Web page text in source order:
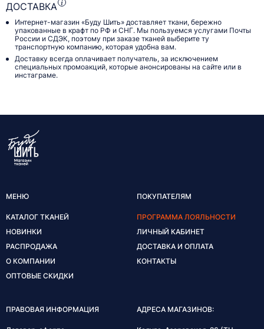
ДОСТАВКА
Интернет-магазин «Буду Шить» доставляет ткани, бережно
упакованные в крафт по РФ и СНГ. Мы пользуемся услугами Почты
России и СДЭК, поэтому при заказе тканей выберите ту
транспортную компанию, которая удобна вам.
Доставку всегда оплачивает получатель, за исключением
специальных промоакций, которые анонсированы на сайте или в
инстаграме.
МЕНЮ
КАТАЛОГ ТКАНЕЙ
НОВИНКИ
РАСПРОДАЖА
О КОМПАНИИ
ОПТОВЫЕ СКИДКИ
ПОКУПАТЕЛЯМ
ПРОГРАММА ЛОЯЛЬНОСТИ
ЛИЧНЫЙ КАБИНЕТ
ДОСТАВКА И ОПЛАТА
КОНТАКТЫ
ПРАВОВАЯ ИНФОРМАЦИЯ АДРЕСА МАГАЗИНОВ: